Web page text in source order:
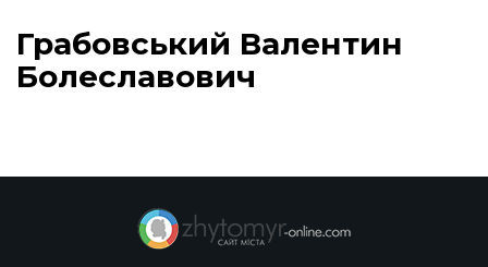
Грабовський Валентин
Болеславович